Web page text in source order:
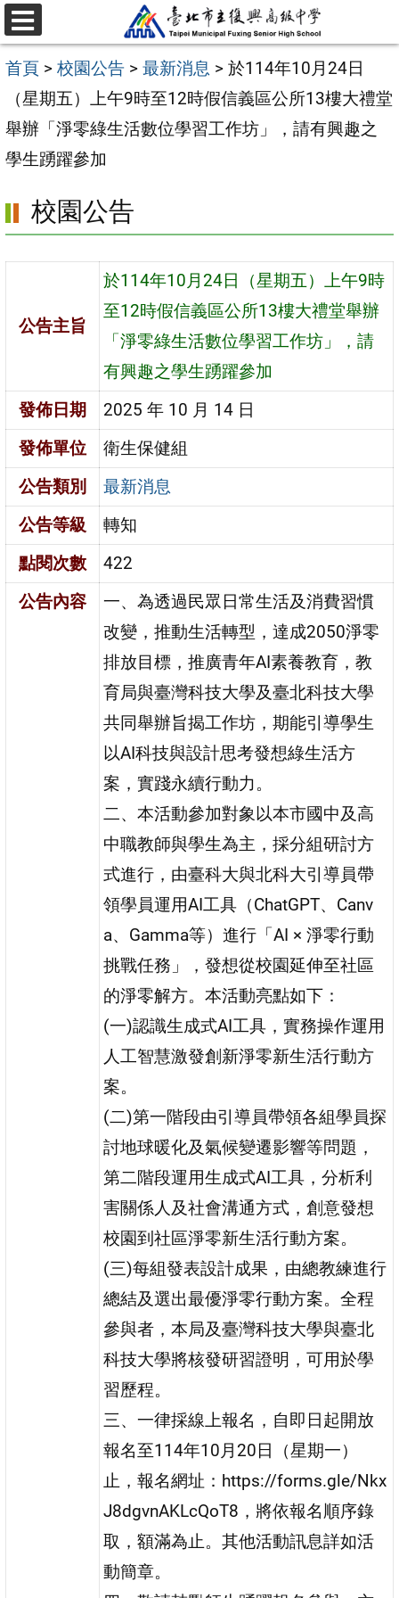
跳
至
主
內
容
選
單
首頁 > 校園公告 > 最新消息 > 於114年10月24日
（星期五）上午9時至12時假信義區公所13樓大禮堂
舉辦「淨零綠生活數位學習工作坊」，請有興趣之
學生踴躍參加
校園公告
公告主旨
於114年10月24日（星期五）上午9時
至12時假信義區公所13樓大禮堂舉辦
「淨零綠生活數位學習工作坊」，請
有興趣之學生踴躍參加
發佈日期
2025 年 10 月 14 日
發佈單位
衛生保健組
公告類別
最新消息
公告等級
轉知
點閱次數
422
公告內容
一、為透過民眾日常生活及消費習慣
改變，推動生活轉型，達成2050淨零
排放目標，推廣青年AI素養教育，教
育局與臺灣科技大學及臺北科技大學
共同舉辦旨揭工作坊，期能引導學生
以AI科技與設計思考發想綠生活方
案，實踐永續行動力。
二、本活動參加對象以本市國中及高
中職教師與學生為主，採分組研討方
式進行，由臺科大與北科大引導員帶
領學員運用AI工具（ChatGPT、Canv
a、Gamma等）進行「AI × 淨零行動
挑戰任務」，發想從校園延伸至社區
的淨零解方。本活動亮點如下：
(一)認識生成式AI工具，實務操作運用
人工智慧激發創新淨零新生活行動方
案。
(二)第一階段由引導員帶領各組學員探
討地球暖化及氣候變遷影響等問題，
第二階段運用生成式AI工具，分析利
害關係人及社會溝通方式，創意發想
校園到社區淨零新生活行動方案。
(三)每組發表設計成果，由總教練進行
總結及選出最優淨零行動方案。全程
參與者，本局及臺灣科技大學與臺北
科技大學將核發研習證明，可用於學
習歷程。
三、一律採線上報名，自即日起開放
報名至114年10月20日（星期一）
止，報名網址：https://forms.gle/Nkx
J8dgvnAKLcQoT8，將依報名順序錄
取，額滿為止。其他活動訊息詳如活
動簡章。